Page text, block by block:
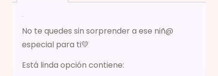
No te quedes sin sorprender a ese niñ@
especial para ti💛
Está linda opción contiene: